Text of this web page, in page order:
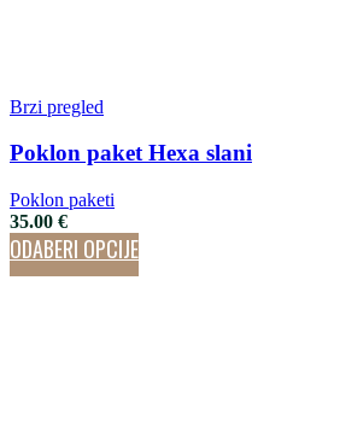
Brzi pregled
Poklon paket Hexa slani
Poklon paketi
35.00 €
ODABERI OPCIJE